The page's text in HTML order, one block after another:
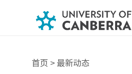
首页 > 最新动态